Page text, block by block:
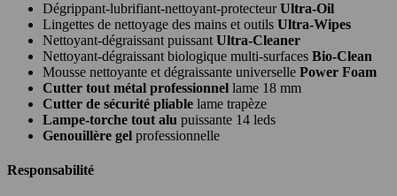
Dégrippant-lubrifiant-nettoyant-protecteurUltra-Oil
Lingettes de nettoyage des mains et outils Ultra-Wipes
Nettoyant-dégraissant puissant Ultra-Cleaner
Nettoyant-dégraissant biologique multi-surfaces Bio-Clean
Mousse nettoyante et dégraissante universelle Power Foam
Cutter tout métal professionnel lame 18 mm
Cutter de sécurité pliable lame trapèze
Lampe-torche tout alu puissante 14 leds
Genouillère gel professionnelle
Responsabilité